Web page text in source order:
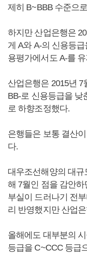
제히 B~BBB 수준으
하지만 산업은행은
게 A와 A-의 신용등
용평가에서도 A-를
산업은행은 2015년
BB-로 신용등급을 낮
로 하향조정했다.
은행들은 보통 결산
다.
대우조선해양의 대
해 7월인 점을 감안
부실이 드러나기 전
리 반영했지만 산업
올해에도 대부분의
등급을 C~CCC 등급